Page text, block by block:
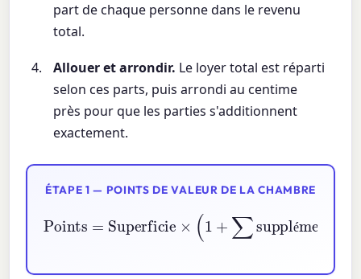
part de chaque personne dans le revenu
total.
Allouer et arrondir. Le loyer total est réparti
selon ces parts, puis arrondi au centime
près pour que les parties s'additionnent
exactement.
ÉTAPE 1 — POINTS DE VALEUR DE LA CHAMBRE
é
+
suppléments de commodité )